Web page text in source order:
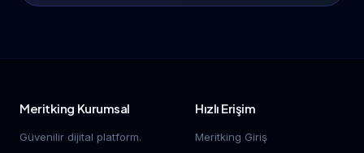
Meritking Kurumsal
Güvenilir dijital platform.
Hızlı Erişim
Meritking Giriş